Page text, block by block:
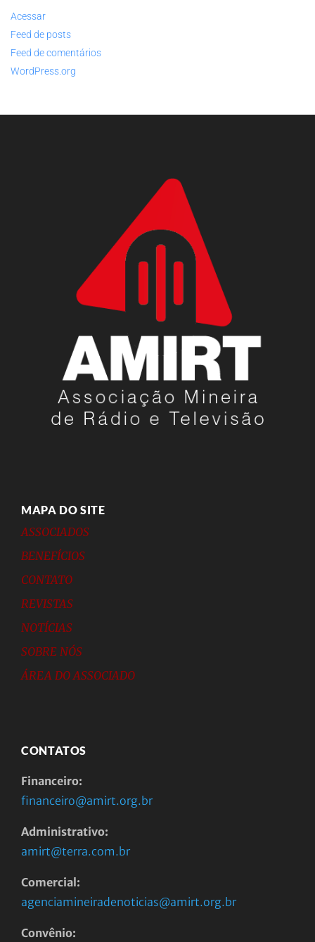
Acessar
Feed de posts
Feed de comentários
WordPress.org
MAPA DO SITE
ASSOCIADOS
BENEFÍCIOS
CONTATO
REVISTAS
NOTÍCIAS
SOBRE NÓS
ÁREA DO ASSOCIADO
CONTATOS
Financeiro:
financeiro@amirt.org.br
Administrativo:
amirt@terra.com.br
Comercial:
agenciamineiradenoticias@amirt.org.br
Convênio: